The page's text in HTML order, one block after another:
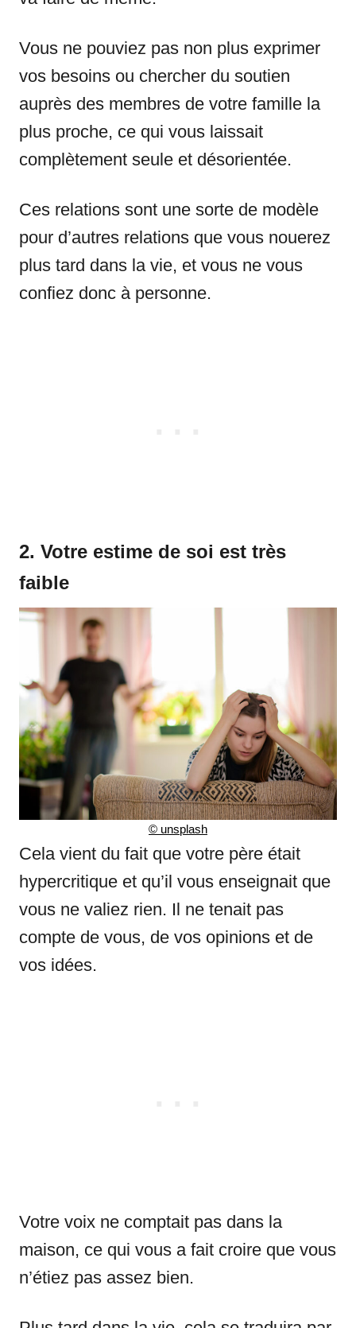
Vous ne pouviez pas non plus exprimer
vos besoins ou chercher du soutien
auprès des membres de votre famille la
plus proche, ce qui vous laissait
complètement seule et désorientée.
Ces relations sont une sorte de modèle
pour d’autres relations que vous nouerez
plus tard dans la vie, et vous ne vous
confiez donc à personne.
2. Votre estime de soi est très
faible
© unsplash
Cela vient du fait que votre père était
hypercritique et qu’il vous enseignait que
vous ne valiez rien. Il ne tenait pas
compte de vous, de vos opinions et de
vos idées.
Votre voix ne comptait pas dans la
maison, ce qui vous a fait croire que vous
n’étiez pas assez bien.